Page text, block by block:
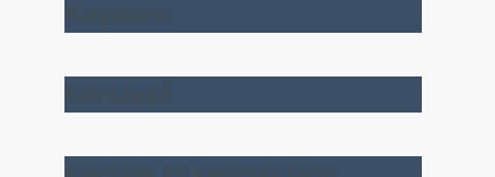
Kutyaitató
Kakiszedő